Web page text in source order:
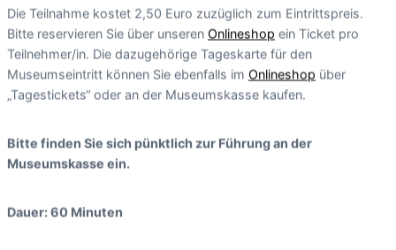
Die Teilnahme kostet 2,50 Euro zuzüglich zum Eintrittspreis.
Bitte reservieren Sie über unseren Onlineshop ein Ticket pro
Teilnehmer/in. Die dazugehörige Tageskarte für den
Museumseintritt können Sie ebenfalls im Onlineshop über
„Tagestickets“ oder an der Museumskasse kaufen.
Bitte finden Sie sich pünktlich zur Führung an der
Museumskasse ein.
Dauer: 60 Minuten